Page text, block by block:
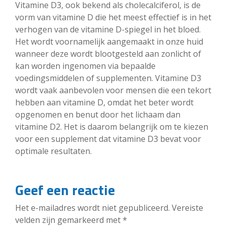
Vitamine D3, ook bekend als cholecalciferol, is de
vorm van vitamine D die het meest effectief is in het
verhogen van de vitamine D-spiegel in het bloed.
Het wordt voornamelijk aangemaakt in onze huid
wanneer deze wordt blootgesteld aan zonlicht of
kan worden ingenomen via bepaalde
voedingsmiddelen of supplementen. Vitamine D3
wordt vaak aanbevolen voor mensen die een tekort
hebben aan vitamine D, omdat het beter wordt
opgenomen en benut door het lichaam dan
vitamine D2. Het is daarom belangrijk om te kiezen
voor een supplement dat vitamine D3 bevat voor
optimale resultaten.
Geef een reactie
Het e-mailadres wordt niet gepubliceerd. Vereiste
velden zijn gemarkeerd met*